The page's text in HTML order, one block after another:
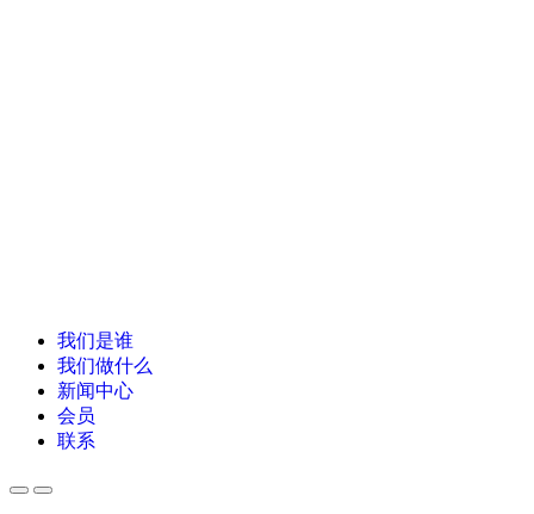
我们是谁
我们做什么
新闻中心
会员
联系